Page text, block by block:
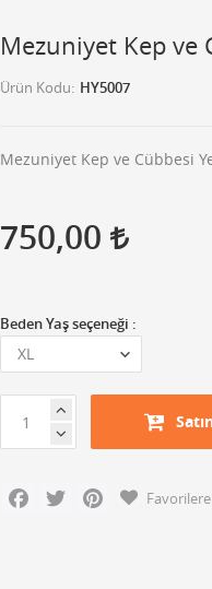
Mezuniyet Kep ve
Ürün Kodu HY5007
Mezuniyet Kep ve Cübbesi
750,00
Beden Yaş seçeneği :
Facebook
Twitter Pinterest